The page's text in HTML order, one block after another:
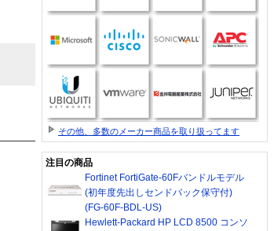
その他、多数のメーカー商品を取り扱ってます
注目の商品
Fortinet FortiGate-60Fバンドルモデル
(初年度先出しセンドバック保守付)
(FG-60F-BDL-US)
Hewlett-Packard HP LCD 8500 コンソ